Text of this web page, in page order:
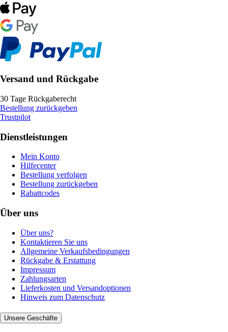
Versand und Rückgabe
30 Tage Rückgaberecht
Bestellung zurückgeben
Trustpilot
Dienstleistungen
Mein Konto
Hilfecenter
Bestellung verfolgen
Bestellung zurückgeben
Rabattcodes
Über uns
Über uns?
Kontaktieren Sie uns
Allgemeine Verkaufsbedingungen
Rückgabe & Erstattung
Impressum
Zahlungsarten
Lieferkosten und Versandoptionen
Hinweis zum Datenschutz
Unsere Geschäfte